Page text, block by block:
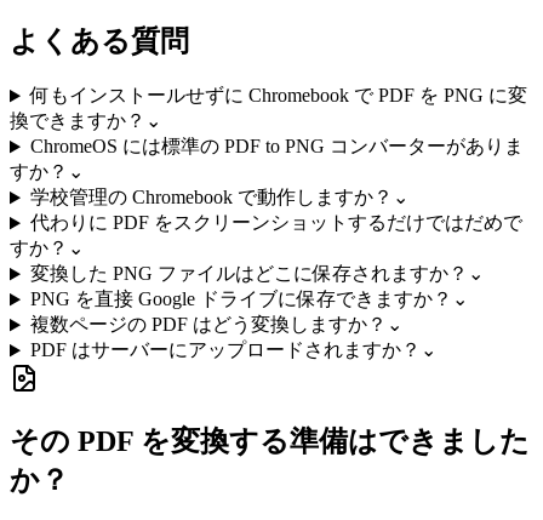
よくある質問
何もインストールせずに Chromebook で PDF を PNG に変
換できますか？ ⌄
ChromeOS には標準の PDF to PNG コンバーターがありま
すか？ ⌄
学校管理の Chromebook で動作しますか？ ⌄
代わりに PDF をスクリーンショットするだけではだめで
すか？ ⌄
変換した PNG ファイルはどこに保存されますか？ ⌄
PNG を直接 Google ドライブに保存できますか？ ⌄
複数ページの PDF はどう変換しますか？ ⌄
PDF はサーバーにアップロードされますか？ ⌄
その PDF を変換する準備はできました
か？